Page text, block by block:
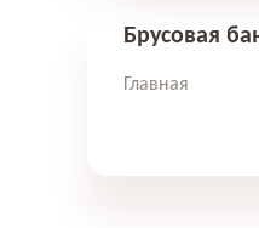
Брусовая
Главная